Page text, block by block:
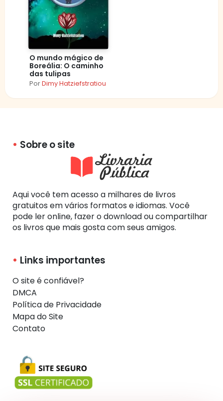
O mundo mágico de
Boreália: O caminho
das tulipas
PorDimy Hatziefstratiou
Sobre o site
Aqui você tem acesso a milhares de livros
gratuitos em vários formatos e idiomas. Você
pode ler online, fazer o download ou compartilhar
os livros que mais gosta com seus amigos.
Links importantes
O site é confiável?
DMCA
Política de Privacidade
Mapa do Site
Contato